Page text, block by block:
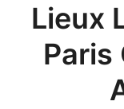
Lieux
Paris